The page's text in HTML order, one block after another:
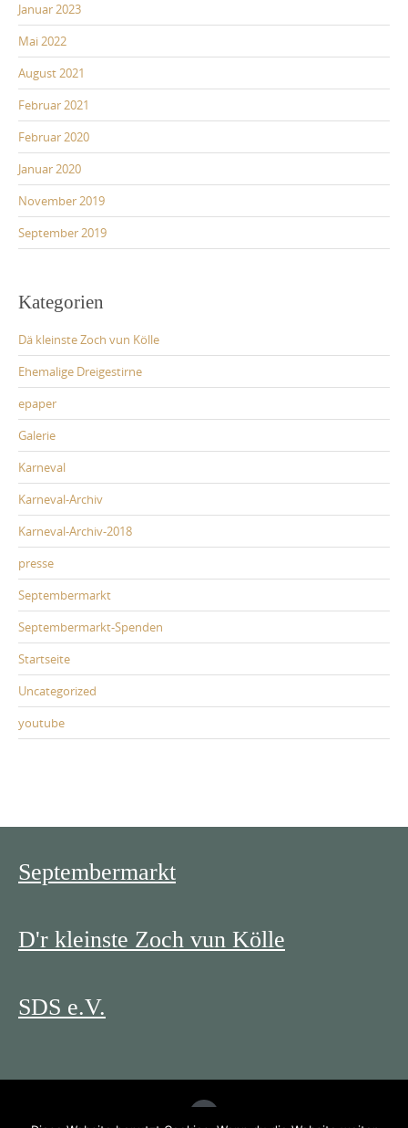
Januar 2023
Mai 2022
August 2021
Februar 2021
Februar 2020
Januar 2020
November 2019
September 2019
Kategorien
Dä kleinste Zoch vun Kölle
Ehemalige Dreigestirne
epaper
Galerie
Karneval
Karneval-Archiv
Karneval-Archiv-2018
presse
Septembermarkt
Septembermarkt-Spenden
Startseite
Uncategorized
youtube
Septembermarkt
D'r kleinste Zoch vun Kölle
SDS e.V.